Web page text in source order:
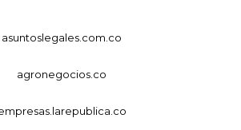
asuntoslegales.com.co
agronegocios.co